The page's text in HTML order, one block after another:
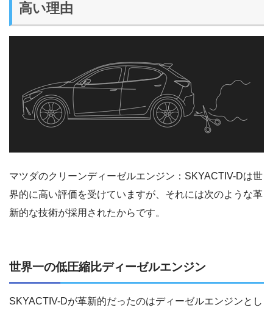
高い理由
マツダのクリーンディーゼルエンジン：SKYACTIV-Dは世
界的に高い評価を受けていますが、それには次のような革
新的な技術が採用されたからです。
世界一の低圧縮比ディーゼルエンジン
SKYACTIV-Dが革新的だったのはディーゼルエンジンとし